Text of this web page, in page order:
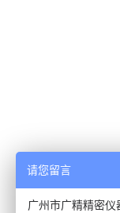
请您留言
广州市广精精密